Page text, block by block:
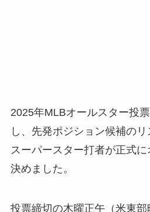
2025年MLBオールスター投
し、先発ポジション候補の
スーパースター打者が正式
決めました。
投票締切の木曜正午（米東